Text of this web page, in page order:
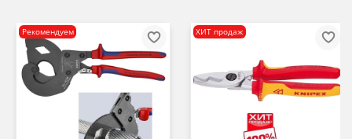
Рекомендуем ХИТ продаж